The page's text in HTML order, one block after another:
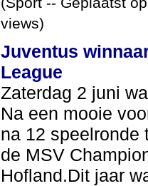
views)
Juventus
League
Zaterdag 2 juni
Na een mooie
na 12 speelronde
de MSV
Hofland.Dit jaar